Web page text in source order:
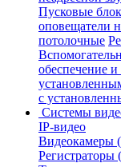
Пусковые
оповещатели
потолочные
с
Системы
IP-видео
Видеокамеры
Регистраторы